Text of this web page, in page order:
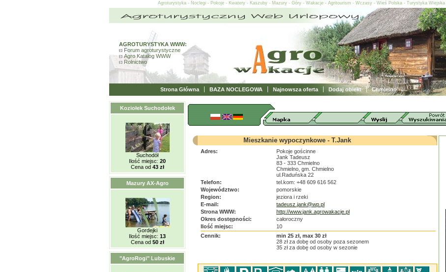
Agroturystyka - Noclegi - Pokoje - Kwatery - Kaszuby - Mazury - Góry - Wakacje - Agritourism - Wczasy - Wieś Polska - Turystyka Wiejska
AGROTURYSTYKA WWW:
Forum agroturystyczne
Agro Katalog WWW
Rolnictwo
Strona Główna BAZA NOCLEGOWA Najnowsza oferta Dodaj obiekt Chmielno
Koziołek Suchodołek
Suchodół
Ilość miejsc: 20
Cena od 43 zł
Mazury AX-Agro
Gordejki
Ilość miejsc: 13
Cena od 50 zł
"AgroRogi" Lubuskie
Mieszkanie wypoczynkowe - T.Jank
Adres:
Pokoje gościnne
Jank Tadeusz
83 - 333 Chmielno
Chmielno, gm. Chmielno
ul.Raduńska 22
Telefon:
tel.kom: +48 609 616 562
Województwo:
pomorskie
Region:
jeziora i rzeki
E-mail:
tadeusz.jank@wp.pl
Strona WWW:
http://www.jank.agrowakacje.pl
Okres dostępności:
całoroczny
Ilość miejsc:
10
Cennik:
min 25 zł, max 30 zł
28 zł za dobę od osoby poza sezonem
35 zł za dobę od osoby w sezonie